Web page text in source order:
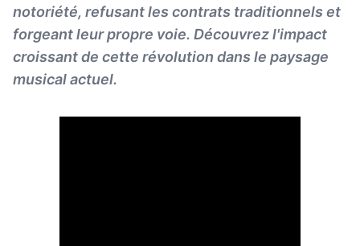
notoriété, refusant les contrats traditionnels et
forgeant leur propre voie. Découvrez l'impact
croissant de cette révolution dans le paysage
musical actuel.